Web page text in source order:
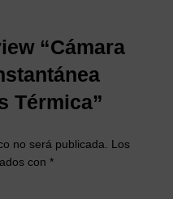
“Cámara
Térmica”
no será publicada. Los
con *